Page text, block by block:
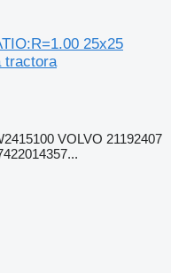
25x25
tractora
VOLVO 21192407